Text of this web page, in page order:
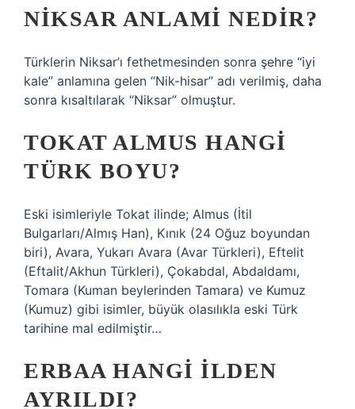
NIKSAR ANLAMI NEDIR?
Türklerin Niksar’ı fethetmesinden sonra şehre “iyi
kale” anlamına gelen “Nik-hisar” adı verilmiş, daha
sonra kısaltılarak “Niksar” olmuştur.
TOKAT ALMUS HANGI
TÜRK BOYU?
Eski isimleriyle Tokat ilinde; Almus (İtil
Bulgarları/Almış Han), Kınık (24 Oğuz boyundan
biri), Avara, Yukarı Avara (Avar Türkleri), Eftelit
(Eftalit/Akhun Türkleri), Çokabdal, Abdaldamı,
Tomara (Kuman beylerinden Tamara) ve Kumuz
(Kumuz) gibi isimler, büyük olasılıkla eski Türk
tarihine mal edilmiştir…
ERBAA HANGI ILDEN
AYRILDI?